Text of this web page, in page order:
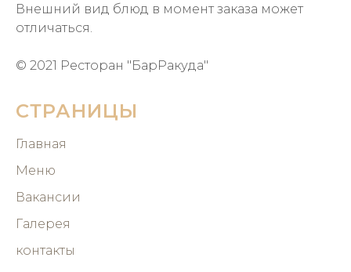
Внешний вид блюд в момент заказа может
отличаться.
© 2021 Ресторан "БарРакуда"
СТРАНИЦЫ
Главная
Меню
Вакансии
Галерея
контакты